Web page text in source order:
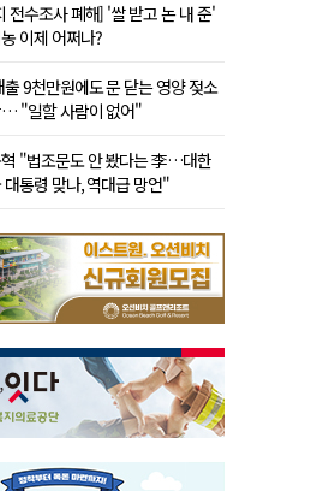
전수조사 폐해] '쌀 받고 논 내 준'
이제 어쩌나?
출 9천만원에도 문 닫는 영양 젖소
"일할 사람이 없어"
"법조문도 안 봤다는 李…대한
대통령 맞나, 역대급 망언"